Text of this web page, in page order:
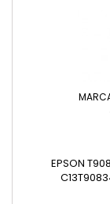
EPSON